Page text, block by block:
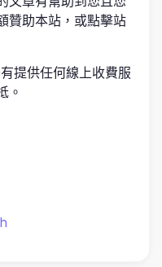
贊助本站，或點擊站
提供任何線上收費服
。